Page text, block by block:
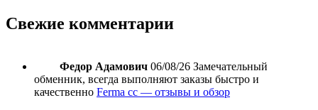
Свежие комментарии
Федор Адамович 06/08/26 Замечательный
обменник, всегда выполняют заказы быстро и
качественно Ferma cc — отзывы и обзор